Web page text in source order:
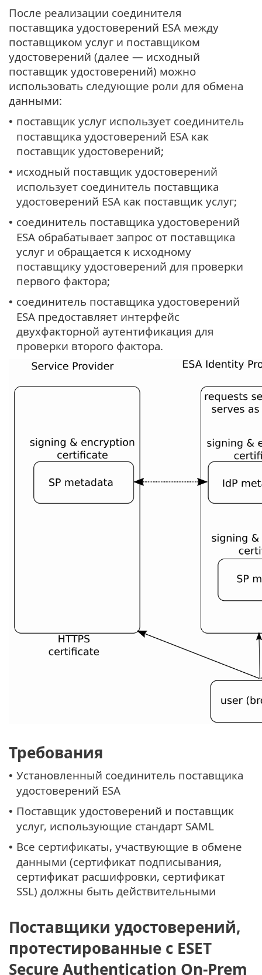
После реализации соединителя
поставщика удостоверений ESA между
поставщиком услуг и поставщиком
удостоверений (далее — исходный
поставщик удостоверений) можно
использовать следующие роли для обмена
данными:
• поставщик услуг использует соединитель
поставщика удостоверений ESA как
поставщик удостоверений;
• исходный поставщик удостоверений
использует соединитель поставщика
удостоверений ESA как поставщик услуг;
• соединитель поставщика удостоверений
ESA обрабатывает запрос от поставщика
услуг и обращается к исходному
поставщику удостоверений для проверки
первого фактора;
• соединитель поставщика удостоверений
ESA предоставляет интерфейс
двухфакторной аутентификация для
проверки второго фактора.
Требования
• Установленный соединитель поставщика
удостоверений ESA
• Поставщик удостоверений и поставщик
услуг, использующие стандарт SAML
• Все сертификаты, участвующие в обмене
данными (сертификат подписывания,
сертификат расшифровки, сертификат
SSL) должны быть действительными
Поставщики удостоверений,
протестированные с ESET
Secure Authentication On-Prem